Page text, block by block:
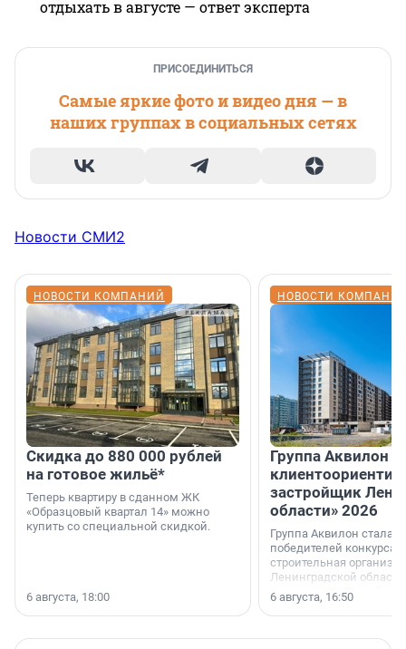
отдыхать в августе — ответ эксперта
ПРИСОЕДИНИТЬСЯ
Самые яркие фото и видео дня — в
наших группах в социальных сетях
Новости СМИ2
НОВОСТИ КОМПАНИЙ
Скидка до 880 000 рублей
на готовое жильё*
Теперь квартиру в сданном ЖК
«Образцовый квартал 14» можно
купить со специальной скидкой.
6 августа, 18:00
НОВОСТИ
Группа Аквилон
застройщик
области» 2026
Группа Аквилон стала
победителей конкурса
строительная
Ленинградской области
номинации «Самый
застройщик
области».
6 августа, 16:50